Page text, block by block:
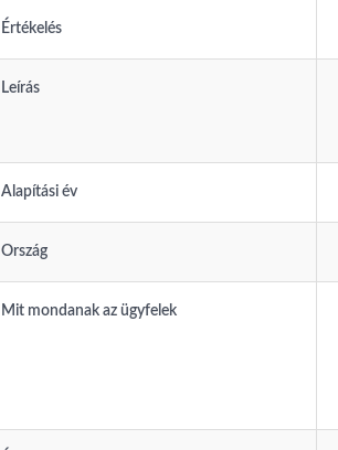
Értékelés
Leírás
Alapítási év
Ország
Mit mondanak az ügyfelek